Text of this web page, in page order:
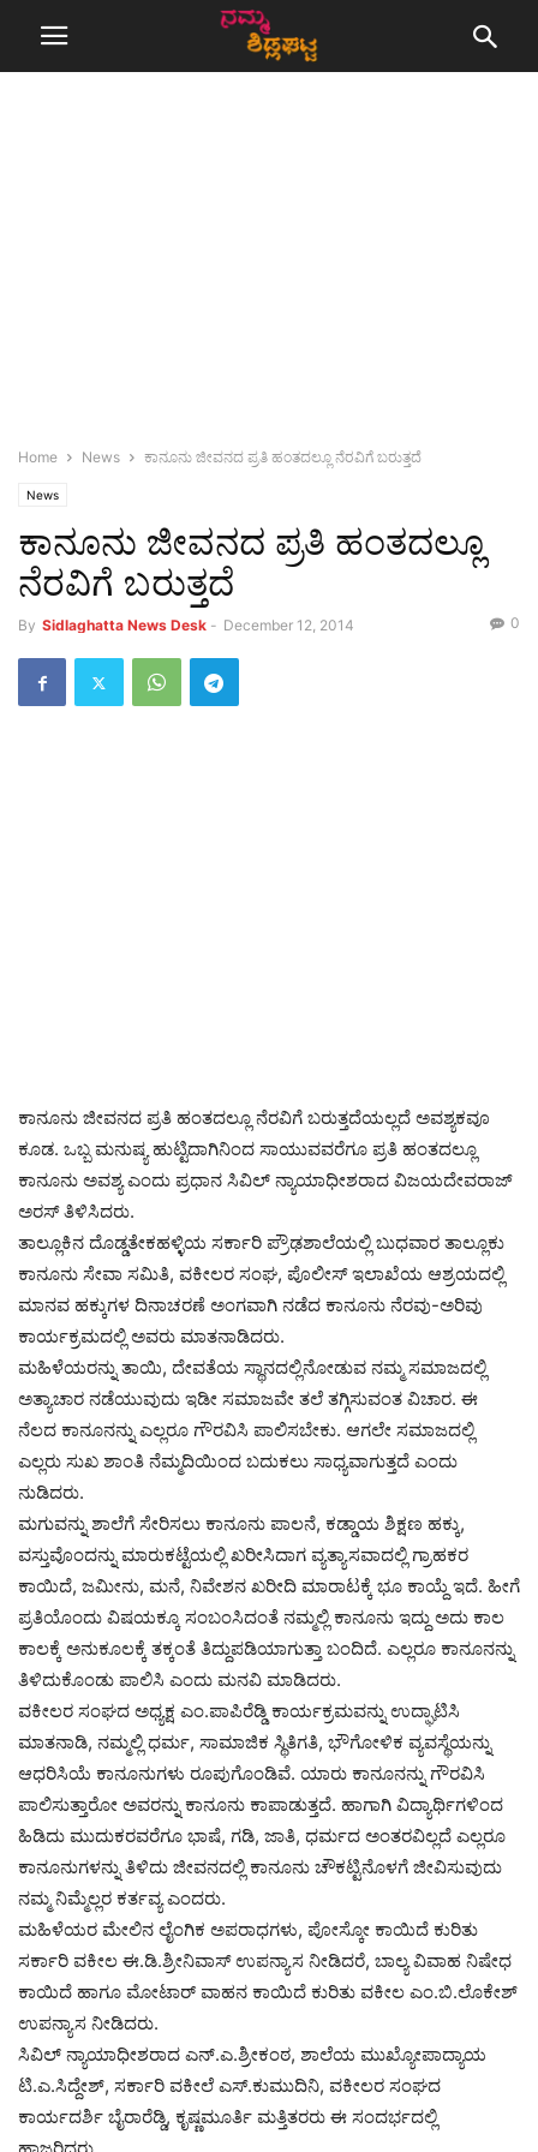
Home News ಕಾನೂನು ಜೀವನದ ಪ್ರತಿ ಹಂತದಲ್ಲೂ ನೆರವಿಗೆ ಬರುತ್ತದೆ
News
ಕಾನೂನು ಜೀವನದ ಪ್ರತಿ ಹಂತದಲ್ಲೂ
ನೆರವಿಗೆ ಬರುತ್ತದೆ
By Sidlaghatta News Desk - December 12, 2014 0
ಕಾನೂನು ಜೀವನದ ಪ್ರತಿ ಹಂತದಲ್ಲೂ ನೆರವಿಗೆ ಬರುತ್ತದೆಯಲ್ಲದೆ ಅವಶ್ಯಕವೂ
ಕೂಡ. ಒಬ್ಬ ಮನುಷ್ಯ ಹುಟ್ಟಿದಾಗಿನಿಂದ ಸಾಯುವವರೆಗೂ ಪ್ರತಿ ಹಂತದಲ್ಲೂ
ಕಾನೂನು ಅವಶ್ಯ ಎಂದು ಪ್ರಧಾನ ಸಿವಿಲ್ ನ್ಯಾಯಾಧೀಶರಾದ ವಿಜಯದೇವರಾಜ್
ಅರಸ್ ತಿಳಿಸಿದರು.
ತಾಲ್ಲೂಕಿನ ದೊಡ್ಡತೇಕಹಳ್ಳಿಯ ಸರ್ಕಾರಿ ಪ್ರೌಢಶಾಲೆಯಲ್ಲಿ ಬುಧವಾರ ತಾಲ್ಲೂಕು
ಕಾನೂನು ಸೇವಾ ಸಮಿತಿ, ವಕೀಲರ ಸಂಘ, ಪೊಲೀಸ್ ಇಲಾಖೆಯ ಆಶ್ರಯದಲ್ಲಿ
ಮಾನವ ಹಕ್ಕುಗಳ ದಿನಾಚರಣೆ ಅಂಗವಾಗಿ ನಡೆದ ಕಾನೂನು ನೆರವು-ಅರಿವು
ಕಾರ್ಯಕ್ರಮದಲ್ಲಿ ಅವರು ಮಾತನಾಡಿದರು.
ಮಹಿಳೆಯರನ್ನು ತಾಯಿ, ದೇವತೆಯ ಸ್ಥಾನದಲ್ಲಿನೋಡುವ ನಮ್ಮ ಸಮಾಜದಲ್ಲಿ
ಅತ್ಯಾಚಾರ ನಡೆಯುವುದು ಇಡೀ ಸಮಾಜವೇ ತಲೆ ತಗ್ಗಿಸುವಂತ ವಿಚಾರ. ಈ
ನೆಲದ ಕಾನೂನನ್ನು ಎಲ್ಲರೂ ಗೌರವಿಸಿ ಪಾಲಿಸಬೇಕು. ಆಗಲೇ ಸಮಾಜದಲ್ಲಿ
ಎಲ್ಲರು ಸುಖ ಶಾಂತಿ ನೆಮ್ಮದಿಯಿಂದ ಬದುಕಲು ಸಾಧ್ಯವಾಗುತ್ತದೆ ಎಂದು
ನುಡಿದರು.
ಮಗುವನ್ನು ಶಾಲೆಗೆ ಸೇರಿಸಲು ಕಾನೂನು ಪಾಲನೆ, ಕಡ್ಡಾಯ ಶಿಕ್ಷಣ ಹಕ್ಕು,
ವಸ್ತುವೊಂದನ್ನು ಮಾರುಕಟ್ಟೆಯಲ್ಲಿ ಖರೀಸಿದಾಗ ವ್ಯತ್ಯಾಸವಾದಲ್ಲಿ ಗ್ರಾಹಕರ
ಕಾಯಿದೆ, ಜಮೀನು, ಮನೆ, ನಿವೇಶನ ಖರೀದಿ ಮಾರಾಟಕ್ಕೆ ಭೂ ಕಾಯ್ದೆ ಇದೆ. ಹೀಗೆ
ಪ್ರತಿಯೊಂದು ವಿಷಯಕ್ಕೂ ಸಂಬಂಸಿದಂತೆ ನಮ್ಮಲ್ಲಿ ಕಾನೂನು ಇದ್ದು ಅದು ಕಾಲ
ಕಾಲಕ್ಕೆ ಅನುಕೂಲಕ್ಕೆ ತಕ್ಕಂತೆ ತಿದ್ದುಪಡಿಯಾಗುತ್ತಾ ಬಂದಿದೆ. ಎಲ್ಲರೂ ಕಾನೂನನ್ನು
ತಿಳಿದುಕೊಂಡು ಪಾಲಿಸಿ ಎಂದು ಮನವಿ ಮಾಡಿದರು.
ವಕೀಲರ ಸಂಘದ ಅಧ್ಯಕ್ಷ ಎಂ.ಪಾಪಿರೆಡ್ಡಿ ಕಾರ್ಯಕ್ರಮವನ್ನು ಉದ್ಘಾಟಿಸಿ
ಮಾತನಾಡಿ, ನಮ್ಮಲ್ಲಿ ಧರ್ಮ, ಸಾಮಾಜಿಕ ಸ್ಥಿತಿಗತಿ, ಭೌಗೋಳಿಕ ವ್ಯವಸ್ಥೆಯನ್ನು
ಆಧರಿಸಿಯೆ ಕಾನೂನುಗಳು ರೂಪುಗೊಂಡಿವೆ. ಯಾರು ಕಾನೂನನ್ನು ಗೌರವಿಸಿ
ಪಾಲಿಸುತ್ತಾರೋ ಅವರನ್ನು ಕಾನೂನು ಕಾಪಾಡುತ್ತದೆ. ಹಾಗಾಗಿ ವಿದ್ಯಾರ್ಥಿಗಳಿಂದ
ಹಿಡಿದು ಮುದುಕರವರೆಗೂ ಭಾಷೆ, ಗಡಿ, ಜಾತಿ, ಧರ್ಮದ ಅಂತರವಿಲ್ಲದೆ ಎಲ್ಲರೂ
ಕಾನೂನುಗಳನ್ನು ತಿಳಿದು ಜೀವನದಲ್ಲಿ ಕಾನೂನು ಚೌಕಟ್ಟಿನೊಳಗೆ ಜೀವಿಸುವುದು
ನಮ್ಮ ನಿಮ್ಮೆಲ್ಲರ ಕರ್ತವ್ಯ ಎಂದರು.
ಮಹಿಳೆಯರ ಮೇಲಿನ ಲೈಂಗಿಕ ಅಪರಾಧಗಳು, ಪೋಸ್ಕೋ ಕಾಯಿದೆ ಕುರಿತು
ಸರ್ಕಾರಿ ವಕೀಲ ಈ.ಡಿ.ಶ್ರೀನಿವಾಸ್ ಉಪನ್ಯಾಸ ನೀಡಿದರೆ, ಬಾಲ್ಯ ವಿವಾಹ ನಿಷೇಧ
ಕಾಯಿದೆ ಹಾಗೂ ಮೋಟಾರ್ ವಾಹನ ಕಾಯಿದೆ ಕುರಿತು ವಕೀಲ ಎಂ.ಬಿ.ಲೊಕೇಶ್
ಉಪನ್ಯಾಸ ನೀಡಿದರು.
ಸಿವಿಲ್ ನ್ಯಾಯಾಧೀಶರಾದ ಎನ್.ಎ.ಶ್ರೀಕಂಠ, ಶಾಲೆಯ ಮುಖ್ಯೋಪಾದ್ಯಾಯ
ಟಿ.ಎ.ಸಿದ್ದೇಶ್, ಸರ್ಕಾರಿ ವಕೀಲೆ ಎಸ್.ಕುಮುದಿನಿ, ವಕೀಲರ ಸಂಘದ
ಕಾರ್ಯದರ್ಶಿ ಬೈರಾರೆಡ್ಡಿ, ಕೃಷ್ಣಮೂರ್ತಿ ಮತ್ತಿತರರು ಈ ಸಂದರ್ಭದಲ್ಲಿ